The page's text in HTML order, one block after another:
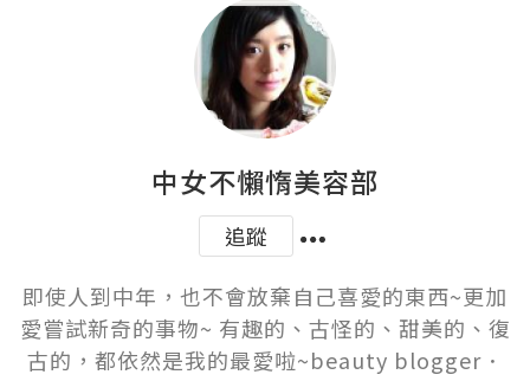
中女不懶惰美容部
追蹤
即使人到中年，也不會放棄自己喜愛的東西~更加
愛嘗試新奇的事物~ 有趣的、古怪的、甜美的、復
古的，都依然是我的最愛啦~beauty blogger．